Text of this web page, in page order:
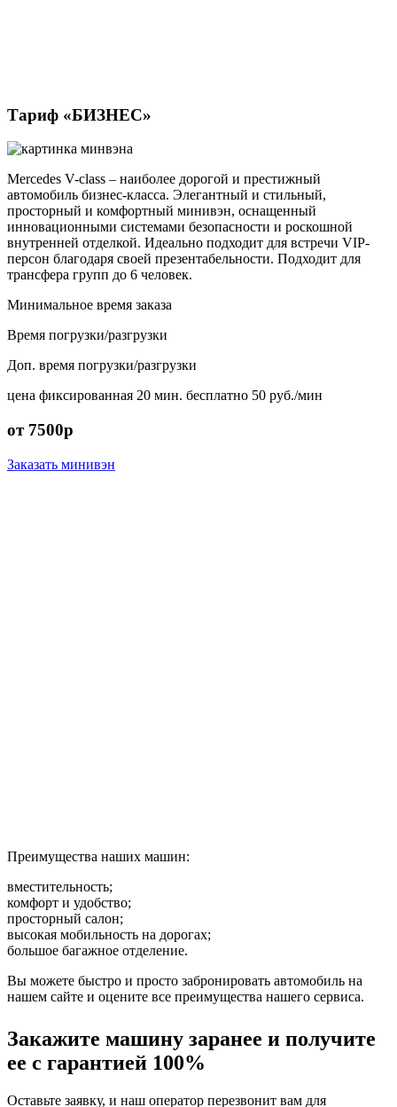
Тариф «БИЗНЕС»
Mercedes V-class – наиболее дорогой и престижный
автомобиль бизнес-класса. Элегантный и стильный,
просторный и комфортный минивэн, оснащенный
инновационными системами безопасности и роскошной
внутренней отделкой. Идеально подходит для встречи VIP-
персон благодаря своей презентабельности. Подходит для
трансфера групп до 6 человек.
Минимальное время заказа
Время погрузки/разгрузки
Доп. время погрузки/разгрузки
цена фиксированная 20 мин. бесплатно 50 руб./мин
от 7500р
Заказать минивэн
Преимущества наших машин:
вместительность;
комфорт и удобство;
просторный салон;
высокая мобильность на дорогах;
большое багажное отделение.
Вы можете быстро и просто забронировать автомобиль на
нашем сайте и оцените все преимущества нашего сервиса.
Закажите машину заранее и получите
ее с гарантией 100%
Оставьте заявку, и наш оператор перезвонит вам для